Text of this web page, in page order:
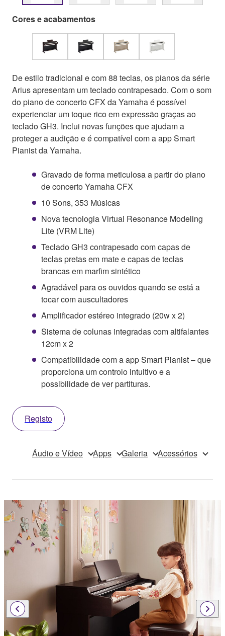
Cores e acabamentos
De estilo tradicional e com 88 teclas, os pianos da série
Arius apresentam um teclado contrapesado. Com o som
do piano de concerto CFX da Yamaha é possível
experienciar um toque rico em expressão graças ao
teclado GH3. Inclui novas funções que ajudam a
proteger a audição e é compatível com a app Smart
Pianist da Yamaha.
Gravado de forma meticulosa a partir do piano
de concerto Yamaha CFX
10 Sons, 353 Músicas
Nova tecnologia Virtual Resonance Modeling
Lite (VRM Lite)
Teclado GH3 contrapesado com capas de
teclas pretas em mate e capas de teclas
brancas em marfim sintético
Agradável para os ouvidos quando se está a
tocar com auscultadores
Amplificador estéreo integrado (20w x 2)
Sistema de colunas integradas com altifalantes
12cm x 2
Compatibilidade com a app Smart Pianist – que
proporciona um controlo intuitivo e a
possibilidade de ver partituras.
Registo
Áudio e Vídeo Apps Galeria Acessórios